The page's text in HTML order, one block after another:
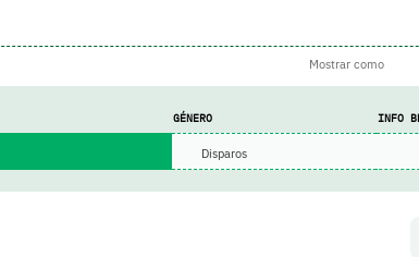
Mostrar como
GÉNERO INFO
Disparos